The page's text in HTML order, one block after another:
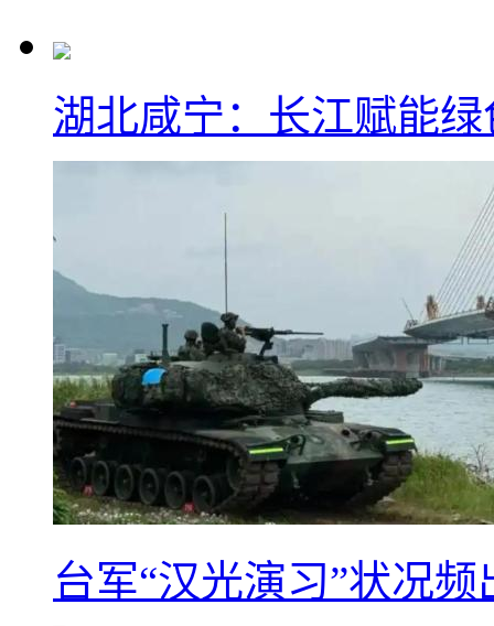
湖北咸宁：长江赋能
台军“汉光演习”状况